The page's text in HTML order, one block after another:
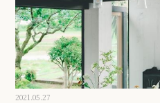
2021.05.27